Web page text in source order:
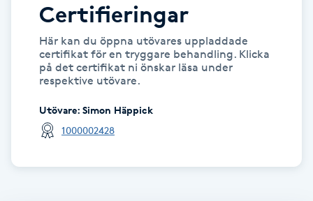
Hollywood Peel
Hot Stone Massage
Hot yoga
Hudföryngring
Certifieringar
Här kan du öppna utövares uppladdade
certifikat för en tryggare behandling. Klicka
på det certifikat ni önskar läsa under
respektive utövare.
Utövare: Simon Häppick
1000002428